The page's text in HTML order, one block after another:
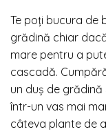
Te poţi bucura de
grădină chiar
mare pentru a
cascadă.
un duş de
într-un vas mai
câteva plante de